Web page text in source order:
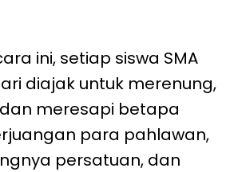
ini, setiap siswa SMA
diajak untuk merenung,
meresapi betapa
para pahlawan,
persatuan, dan